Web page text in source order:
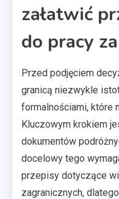
załatwić
do pracy
Przed podjęciem
granicą niezwykle
formalnościami, które
Kluczowym krokiem
dokumentów
docelowy tego
przepisy dotyczące
zagranicznych,